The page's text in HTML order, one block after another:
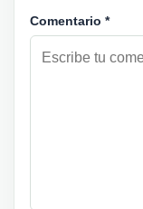
Comentario *